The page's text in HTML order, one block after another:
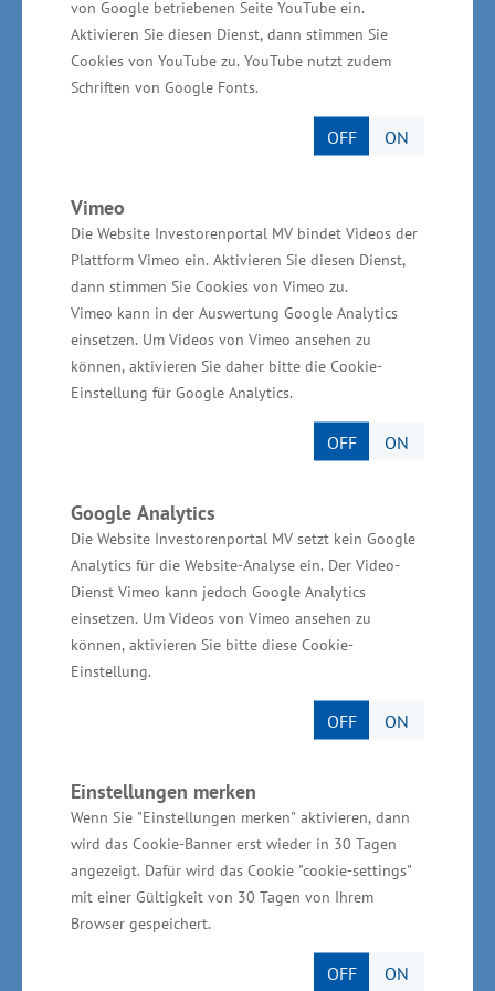
von Google betriebenen Seite YouTube ein.
Aktivieren Sie diesen Dienst, dann stimmen Sie
Cookies von YouTube zu. YouTube nutzt zudem
Schriften von Google Fonts.
OFF ON
Vimeo
Die Website Investorenportal MV bindet Videos der
Plattform Vimeo ein. Aktivieren Sie diesen Dienst,
dann stimmen Sie Cookies von Vimeo zu.
Vimeo kann in der Auswertung Google Analytics
einsetzen. Um Videos von Vimeo ansehen zu
können, aktivieren Sie daher bitte die Cookie-
Einstellung für Google Analytics.
OFF ON
Google Analytics
Die Website Investorenportal MV setzt kein Google
Analytics für die Website-Analyse ein. Der Video-
Dienst Vimeo kann jedoch Google Analytics
einsetzen. Um Videos von Vimeo ansehen zu
können, aktivieren Sie bitte diese Cookie-
Einstellung.
OFF ON
Einstellungen merken
Wenn Sie "Einstellungen merken" aktivieren, dann
wird das Cookie-Banner erst wieder in 30 Tagen
angezeigt. Dafür wird das Cookie "cookie-settings"
mit einer Gültigkeit von 30 Tagen von Ihrem
Browser gespeichert.
OFF ON
100 Euro monatlich pro unterhaltspflichtigem
Kind. Im Kontext der Gewährung eines
Gründungsstipendiums gibt es nunmehr die
Möglichkeit, künftig Elternzeit zu nehmen und
den Förderzeitraum entsprechend zu
gründungswillige Studierende die Möglichkeit,
im Rahmen eines Urlaubssemesters ebenfalls
ein Gründungsstipendium zu erhalten.
Das Land hat darüber hinaus zur Unterstützung
der Finanzierung von Existenzgründerinnen
und -gründern verschiedene Fonds aufgelegt.
Gründer: nutzen Sie alle Möglichkeiten zur
Umsetzung ihrer Geschäftsmodelle. Wir
brauchen in Mecklenburg-Vorpommern
spannende Zukunftsideen, die am Markt
bestehen können. Über die Unterstützung soll
der Start in eine Selbstständigkeit erleichtert
und exzellente Köpfe in Hochschulen,
Forschungseinrichtungen oder Unternehmen
innovatives, technologieorientiertes und
wissensbasiertes Start-up zu wagen“, sagte
Schulte.
Informationen zur
Gesundheitswirtschaft in